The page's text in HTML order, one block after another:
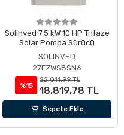
Solinved 7.5 kW 10 HP Trifaze
Solar Pompa Sürücü
SOLINVED
27FZWS8SN6
%15
22.011,99 TL
18.819,78 TL
Sepete Ekle